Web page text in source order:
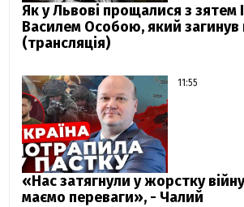
Як у Львові прощалися з зятем
Василем Особою, який загинув
(трансляція)
11:55
«Нас затягнули у жорстку
маємо переваги», - Чалий